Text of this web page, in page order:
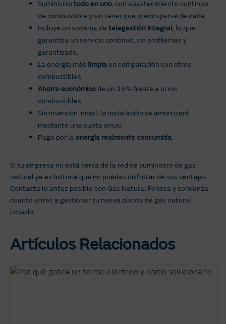
Suministro todo en uno, con abastecimiento continuo
de combustible y sin tener que preocuparse de nada.
Incluye un sistema de telegestión integral, lo que
garantiza un servicio continuo, sin problemas y
garantizado.
La energía más limpiaen comparación con otros
combustibles.
Ahorro económicode un 35% frente a otros
combustibles.
Sin inversión inicial: la instalación se amortizará
mediante una cuota anual.
Pago por la energía realmente consumida.
Si tu empresa no está cerca de la red de suministro de gas
natural ya es historia que no puedas disfrutar de sus ventajas.
Contacta lo antes posible con Gas Natural Fenosa y comienza
cuanto antes a gestionar tu nueva planta de gas natural
licuado.
Artículos Relacionados